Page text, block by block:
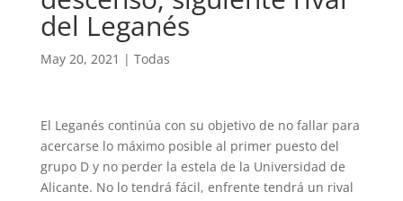
del Leganés
May 20, 2021 | Todas
El Leganés continúa con su objetivo de no fallar para
acercarse lo máximo posible al primer puesto del
grupo D y no perder la estela de la Universidad de
Alicante. No lo tendrá fácil, enfrente tendrá un rival